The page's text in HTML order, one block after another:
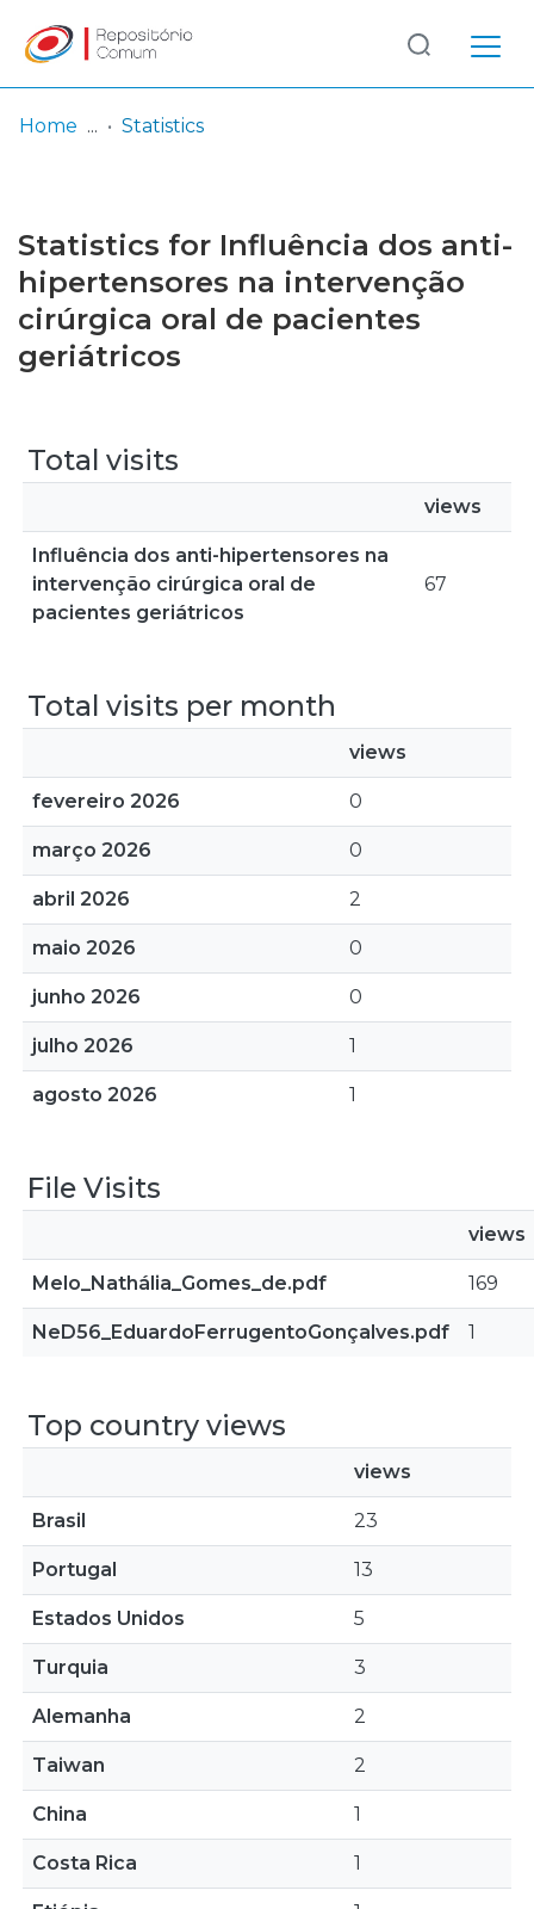
Browse repository
Entities
Log
In
(current)
Home Statistics
Statistics for Influência dos anti-
hipertensores na intervenção
cirúrgica oral de pacientes
geriátricos
Total visits
views
Influência dos anti-hipertensores na
intervenção cirúrgica oral de
pacientes geriátricos
67
Total visits per month
views
fevereiro 2026 0
março 2026 0
abril 2026 2
maio 2026 0
junho 2026 0
julho 2026 1
agosto 2026 1
File Visits
views
Melo_Nathália_Gomes_de.pdf 169
NeD56_EduardoFerrugentoGonçalves.pdf 1
Top country views
views
Brasil 23
Portugal 13
Estados Unidos 5
Turquia 3
Alemanha 2
Taiwan 2
China 1
Costa Rica 1